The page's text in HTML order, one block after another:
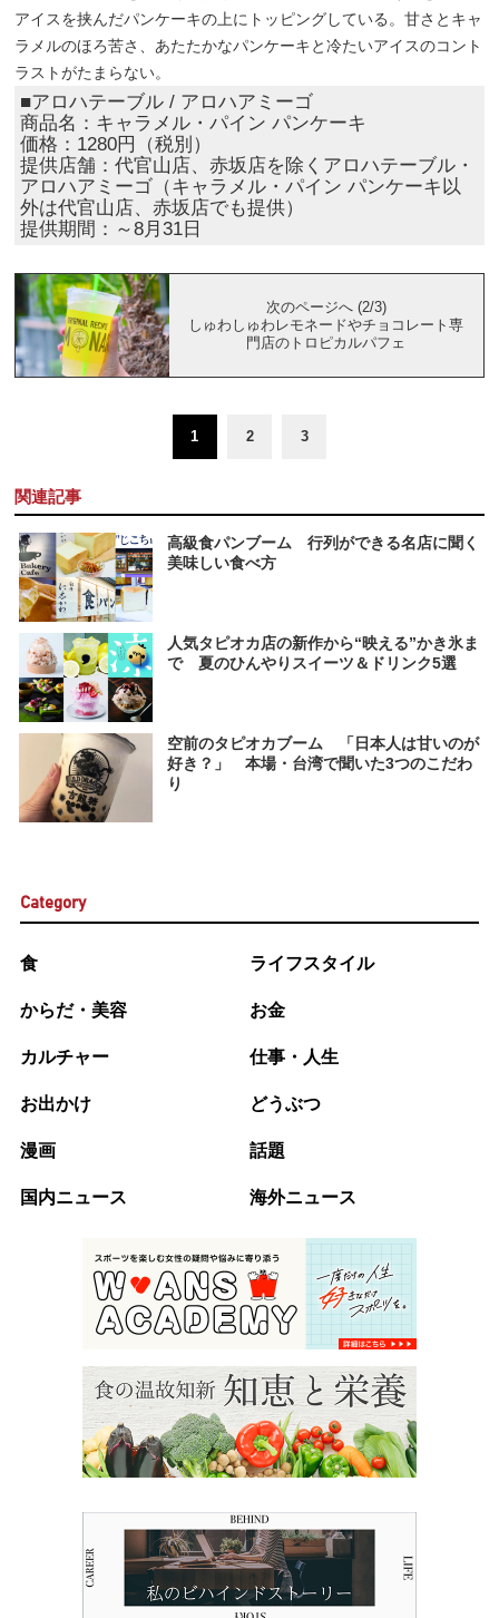
アイスを挟んだパンケーキの上にトッピングしている。甘さとキャ
ラメルのほろ苦さ、あたたかなパンケーキと冷たいアイスのコント
ラストがたまらない。
■アロハテーブル / アロハアミーゴ
商品名：キャラメル・パイン パンケーキ
価格：1280円（税別）
提供店舗：代官山店、赤坂店を除くアロハテーブル・
アロハアミーゴ（キャラメル・パイン パンケーキ以
外は代官山店、赤坂店でも提供）
提供期間：～8月31日
次のページへ (2/3)
しゅわしゅわレモネードやチョコレート専
門店のトロピカルパフェ
1 2 3
関連記事
高級食パンブーム 行列ができる名店に聞く
美味しい食べ方
人気タピオカ店の新作から“映える”かき氷ま
で 夏のひんやりスイーツ＆ドリンク5選
空前のタピオカブーム 「日本人は甘いのが
好き？」 本場・台湾で聞いた3つのこだわ
り
Category
食 ライフスタイル
からだ・美容 お金
カルチャー 仕事・人生
お出かけ どうぶつ
漫画 話題
国内ニュース 海外ニュース